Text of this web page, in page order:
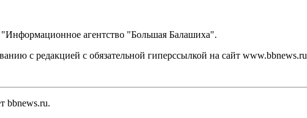
агентство "Большая Балашиха".
с редакцией с обязательной гиперссылкой на сайт www.bbnews.ru
bbnews.ru.